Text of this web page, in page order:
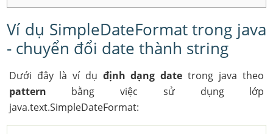
Ví dụ SimpleDateFormat trong java
- chuyển đổi date thành string
Dưới đây là ví dụ định dạng date trong java theo
pattern bằng việc sử dụng lớp
java.text.SimpleDateFormat: